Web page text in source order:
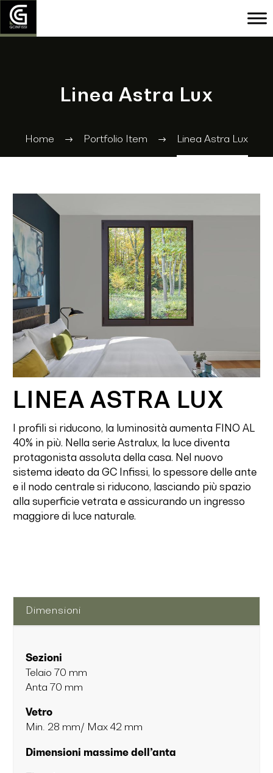
Linea Astra Lux
Home Portfolio Item Linea Astra Lux
LINEA ASTRA LUX
I profili si riducono, la luminosità aumenta FINO AL
40% in più. Nella serie Astralux, la luce diventa
protagonista assoluta della casa. Nel nuovo
sistema ideato da GC Infissi, lo spessore delle ante
e il nodo centrale si riducono, lasciando più spazio
alla superficie vetrata e assicurando un ingresso
maggiore di luce naturale.
Dimensioni
Sezioni
Telaio 70 mm
Anta 70 mm
Vetro
Min. 28 mm/ Max 42 mm
Dimensioni massime dell’anta